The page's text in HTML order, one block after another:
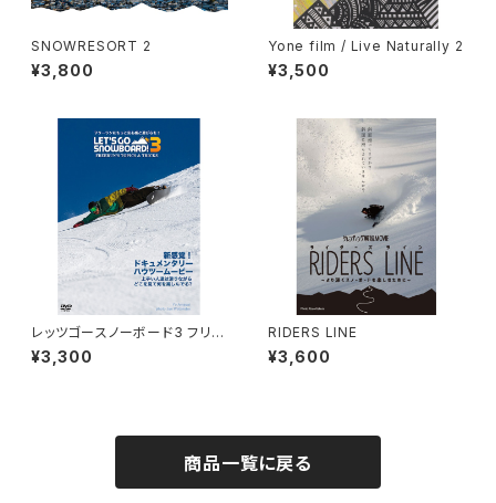
SNOWRESORT 2
¥3,800
Yone film / Live Naturally 2
¥3,500
レッツゴースノーボード3 フリー
ランズ トピックス＆トリックス
¥3,300
RIDERS LINE
¥3,600
商品一覧に戻る